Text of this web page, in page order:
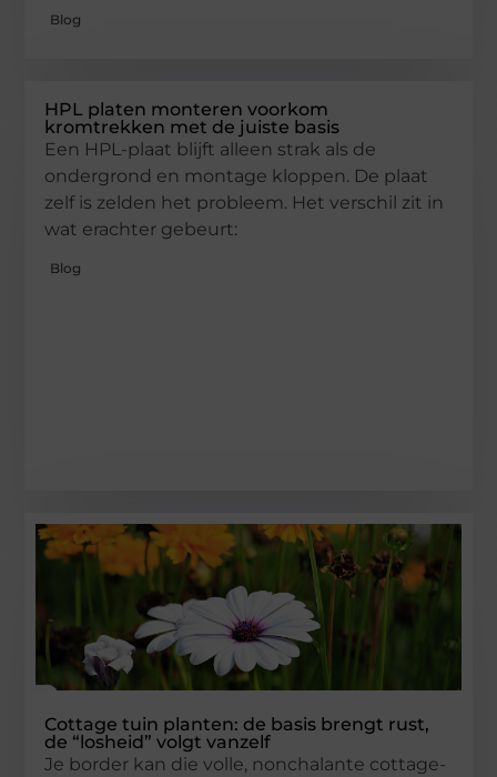
Blog
HPL platen monteren voorkom
kromtrekken met de juiste basis
Een HPL-plaat blijft alleen strak als de
ondergrond en montage kloppen. De plaat
zelf is zelden het probleem. Het verschil zit in
wat erachter gebeurt:
Blog
Cottage tuin planten: de basis brengt rust,
de “losheid” volgt vanzelf
Je border kan die volle, nonchalante cottage-